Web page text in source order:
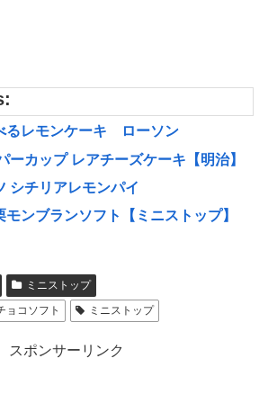
るレモンケーキ ローソン
ーカップ レアチーズケーキ【明治】
シチリアレモンパイ
モンブランソフト【ミニストップ】
ミニストップ
ョコソフト
ミニストップ
スポンサーリンク